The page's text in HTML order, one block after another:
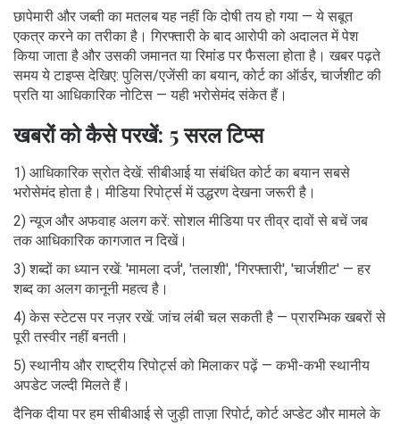
छापेमारी और जब्ती का मतलब यह नहीं कि दोषी तय हो गया — ये सबूत
एकत्र करने का तरीका है। गिरफ्तारी के बाद आरोपी को अदालत में पेश
किया जाता है और उसकी जमानत या रिमांड पर फैसला होता है। खबर पढ़ते
समय ये टाइप्स देखिए: पुलिस/एजेंसी का बयान, कोर्ट का ऑर्डर, चार्जशीट की
प्रति या आधिकारिक नोटिस — यही भरोसेमंद संकेत हैं।
खबरों को कैसे परखें: 5 सरल टिप्स
1) आधिकारिक स्रोत देखें: सीबीआई या संबंधित कोर्ट का बयान सबसे
भरोसेमंद होता है। मीडिया रिपोर्ट्स में उद्धरण देखना जरूरी है।
2) न्यूज और अफवाह अलग करें: सोशल मीडिया पर तीव्र दावों से बचें जब
तक आधिकारिक कागजात न दिखें।
3) शब्दों का ध्यान रखें: 'मामला दर्ज', 'तलाशी', 'गिरफ्तारी', 'चार्जशीट' — हर
शब्द का अलग कानूनी महत्व है।
4) केस स्टेटस पर नज़र रखें: जांच लंबी चल सकती है — प्रारम्भिक खबरों से
पूरी तस्वीर नहीं बनती।
5) स्थानीय और राष्ट्रीय रिपोर्ट्स को मिलाकर पढ़ें — कभी-कभी स्थानीय
अपडेट जल्दी मिलते हैं।
दैनिक दीया पर हम सीबीआई से जुड़ी ताज़ा रिपोर्ट, कोर्ट अप्डेट और मामले के